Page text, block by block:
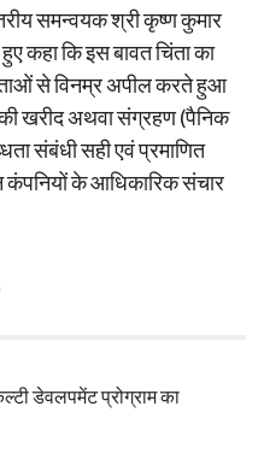
समन्वयक श्री कृष्ण कुमार
कहा कि इस बावत चिंता का
से विनम्र अपील करते हुआ
खरीद अथवा संग्रहण (पैनिक
संबंधी सही एवं प्रमाणित
के आधिकारिक संचार
डेवलपमेंट प्रोग्राम का